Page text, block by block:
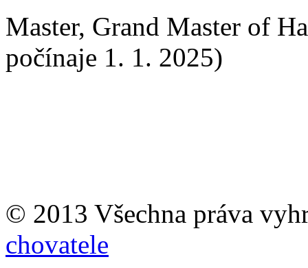
Master, Grand Master of
počínaje 1. 1. 2025)
© 2013 Všechna práva
chovatele